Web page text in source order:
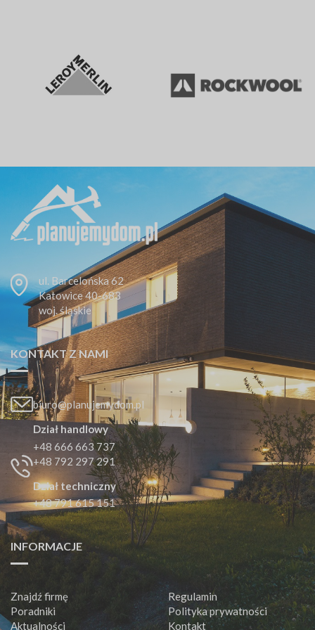
ul. Barcelońska 62
Katowice 40-683
woj. śląskie
KONTAKT Z NAMI
biuro@planujemydom.pl
Dział handlowy
+48 666 663 737
+48 792 297 291
Dział techniczny
+48 791 615 151
INFORMACJE
Znajdź firmę
Poradniki
Aktualności
Regulamin
Polityka prywatności
Kontakt